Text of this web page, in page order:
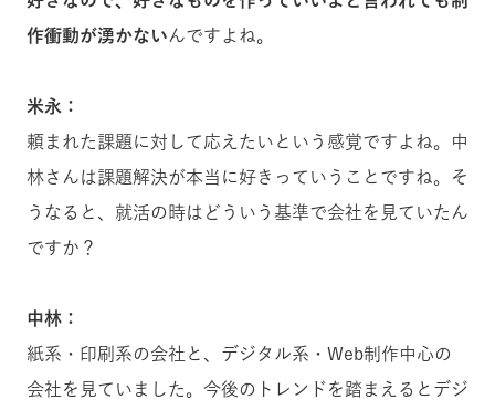
作衝動が湧かないんですよね。
米永：
頼まれた課題に対して応えたいという感覚ですよね。中
林さんは課題解決が本当に好きっていうことですね。そ
うなると、就活の時はどういう基準で会社を見ていたん
ですか？
中林：
紙系・印刷系の会社と、デジタル系・Web制作中心の
会社を見ていました。今後のトレンドを踏まえるとデジ